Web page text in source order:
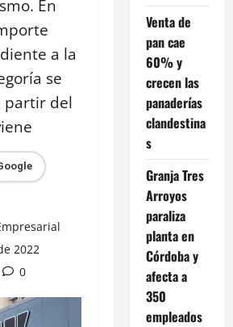
En
a la
se
partir del
2022
0
Venta de
pan cae
60% y
crecen las
panaderías
clandestina
s
Granja Tres
Arroyos
paraliza
planta en
Córdoba y
afecta a
350
empleados